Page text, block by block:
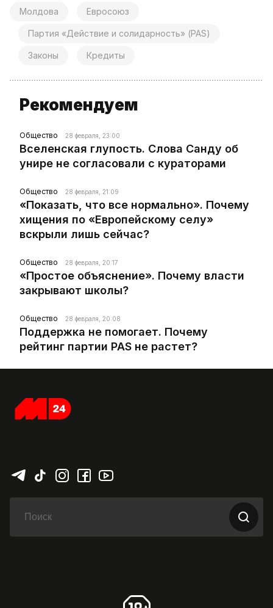
Молдова Евросоюз
Партия «Действие и солидарность» (PAS)
Законы Кредиты
Рекомендуем
Общество 28 февраля, 23:00
Вселенская глупость. Слова Санду об
унире не согласовали с кураторами
Общество 28 февраля, 21:09
«Показать, что все нормально». Почему
хищения по «Европейскому селу»
вскрыли лишь сейчас?
Общество 28 февраля, 20:17
«Простое объяснение». Почему власти
закрывают школы?
Общество 28 февраля, 20:08
Поддержка не помогает. Почему
рейтинг партии PAS не растет?